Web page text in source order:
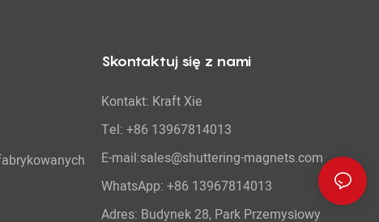
Skontaktuj się z nami
Kontakt: Kraft Xie
Tel: +86 13967814013
E-mail:sales@shuttering-magnets.com
WhatsApp: +86 13967814013
Adres: Budynek 28, Park Przemysłowy